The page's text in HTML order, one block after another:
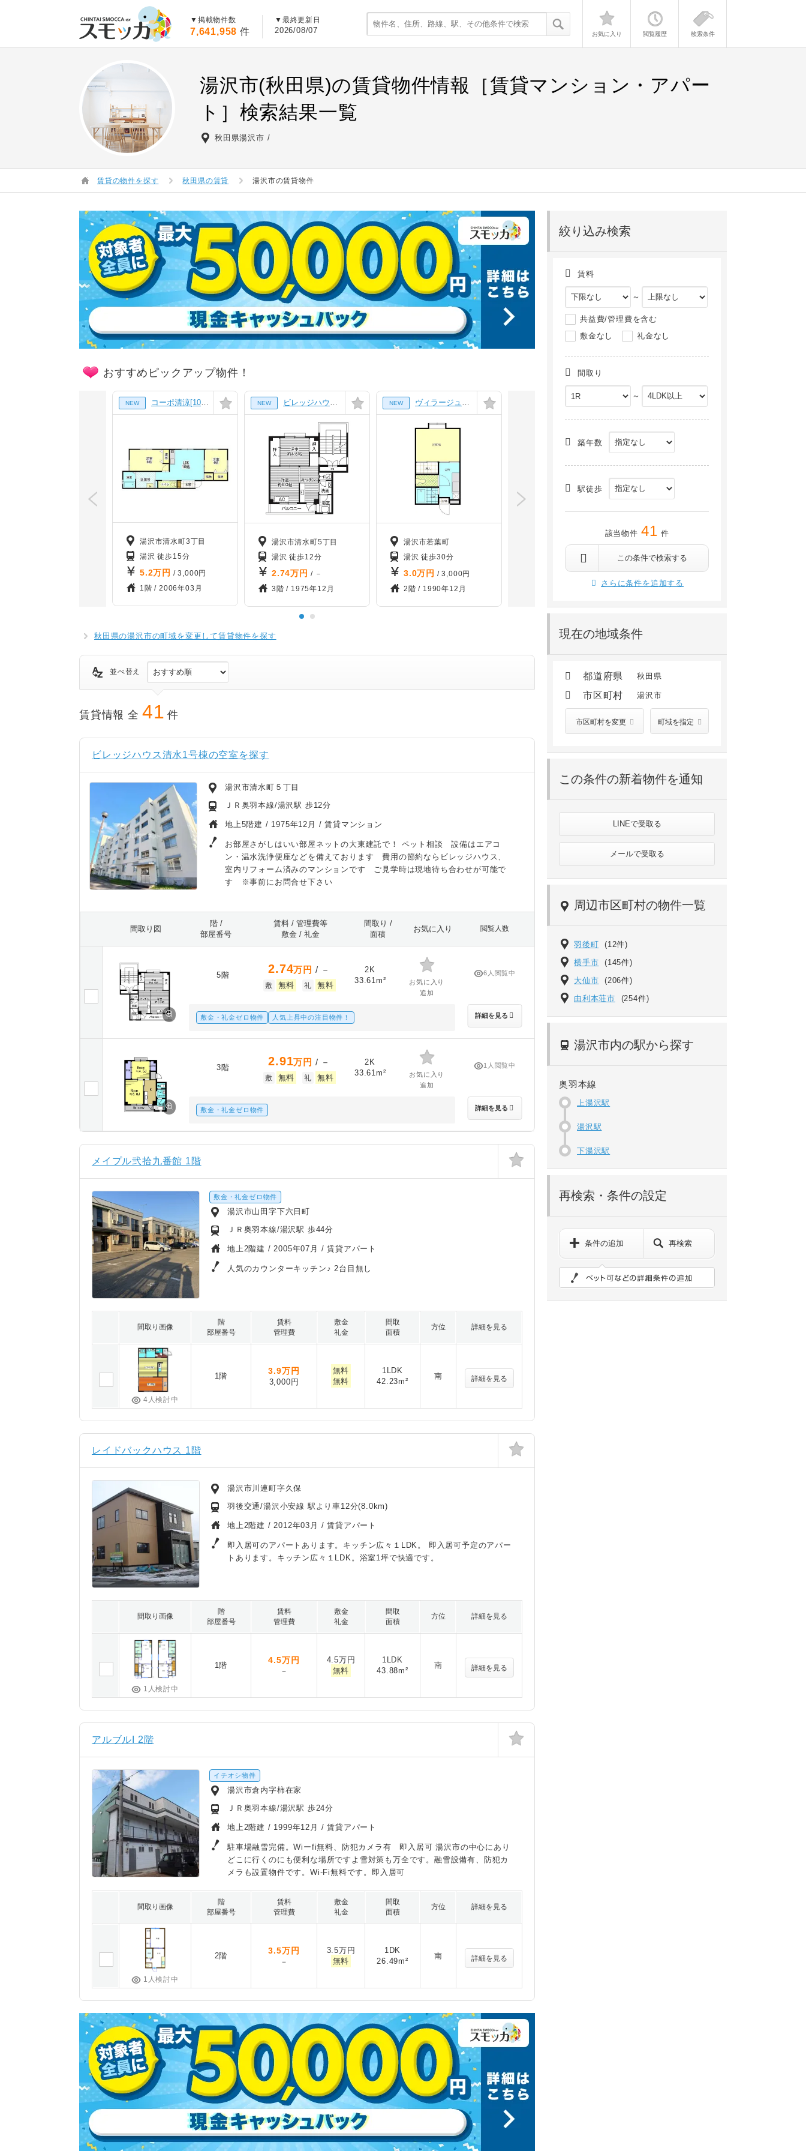
▼掲載物件数
7,641,958 件
▼最終更新日
2026/08/07 お気に入り 閲覧履歴 検索条件
湯沢市(秋田県)の賃貸物件情報［賃貸マンション・アパー
ト］検索結果一覧
秋田県湯沢市
賃貸の物件を探す 秋田県の賃貸 湯沢市の賃貸物件
絞り込み検索
賃料
～
共益費/管理費を含む
敷金なし
礼金なし
間取り
～
築年数
駅徒歩
該当物件 41 件
この条件で検索する
さらに条件を追加する
現在の地域条件
都道府県 秋田県
市区町村 湯沢市
市区町村を変更 町域を指定
この条件の新着物件を通知
LINEで受取る
メールで受取る
周辺市区町村の物件一覧
羽後町 (12件)
横手市 (145件)
大仙市 (206件)
由利本荘市 (254件)
湯沢市内の駅から探す
奥羽本線
上湯沢駅
湯沢駅
下湯沢駅
再検索・条件の設定
条件の追加 再検索
おすすめピックアップ物件！
NEW コーポ清涼[103号室]
湯沢市清水町3丁目
湯沢 徒歩15分
5.2万円 / 3,000円
1階 / 2006年03月
NEW ビレッジハウス清水２号棟[503号室]
湯沢市清水町5丁目
湯沢 徒歩12分
2.74万円 / －
3階 / 1975年12月
NEW ヴィラージュｕ わかば[205号室]
湯沢市若葉町
湯沢 徒歩30分
3.0万円 / 3,000円
2階 / 1990年12月
湯沢 徒歩9分
4.3万円/ －
- /1963年08月
秋田県の湯沢市の町域を変更して賃貸物件を探す
並べ替え
賃貸情報 全 41 件
ビレッジハウス清水1号棟の空室を探す
湯沢市清水町５丁目
ＪＲ奥羽本線/湯沢駅 歩12分
地上5階建 / 1975年12月 / 賃貸マンション
お部屋さがしはいい部屋ネットの大東建託で！ ペット相談 設備はエアコ
ン・温水洗浄便座などを備えております 費用の節約ならビレッジハウス、
室内リフォーム済みのマンションです ご見学時は現地待ち合わせが可能で
す ※事前にお問合せ下さい
間取り図
階 /
部屋番号
賃料 / 管理費等
敷金 / 礼金
間取り /
面積
お気に入り 閲覧人数
5階 2.74万円 / －
敷 無料 礼 無料
2K
33.61m²
お気に入り
追加
敷金・礼金ゼロ物件 人気上昇中の注目物件！
6人閲覧中
詳細を見る
3階 2.91万円 / －
敷 無料 礼 無料
2K
33.61m²
お気に入り
追加
敷金・礼金ゼロ物件
1人閲覧中
詳細を見る
メイプル弐拾九番館 1階
敷金・礼金ゼロ物件
湯沢市山田字下六日町
ＪＲ奥羽本線/湯沢駅 歩44分
地上2階建 /2005年07月 / 賃貸アパート
人気のカウンターキッチン♪ 2台目無し
間取り画像
階
部屋番号
賃料
管理費
敷金
礼金
間取
面積
方位 詳細を見る
4人検討中
1階
3.9万円
3,000円
無料
無料
1LDK
42.23m²
南 詳細を見る
レイドバックハウス 1階
湯沢市川連町字久保
羽後交通/湯沢小安線 駅より車12分(8.0km)
地上2階建 /2012年03月 / 賃貸アパート
即入居可のアパートあります。キッチン広々１LDK。 即入居可予定のアパー
トあります。キッチン広々１LDK。浴室1坪で快適です。
間取り画像
階
部屋番号
賃料
管理費
敷金
礼金
間取
面積
方位 詳細を見る
1人検討中
1階
4.5万円
－
4.5万円
無料
1LDK
43.88m²
南 詳細を見る
アルブルI 2階
イチオシ物件
湯沢市倉内字柿在家
ＪＲ奥羽本線/湯沢駅 歩24分
地上2階建 / 1999年12月 / 賃貸アパート
駐車場融雪完備。Wiーfi無料、防犯カメラ有 即入居可 湯沢市の中心にあり
どこに行くのにも便利な場所ですよ雪対策も万全です。融雪設備有、防犯カ
メラも設置物件です。Wi-Fi無料です。即入居可
間取り画像
階
部屋番号
賃料
管理費
敷金
礼金
間取
面積
方位 詳細を見る
1人検討中
2階
3.5万円
－
3.5万円
無料
1DK
26.49m²
南 詳細を見る